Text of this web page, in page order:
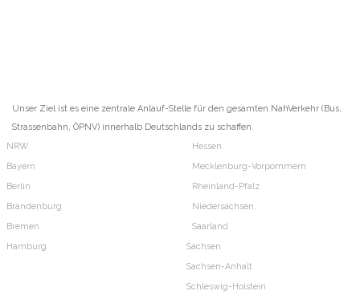
Unser Ziel ist es eine zentrale Anlauf-Stelle für den gesamten NahVerkehr (Bus,
Strassenbahn, ÖPNV) innerhalb Deutschlands zu schaffen.
NRW
Bayern
Berlin
Brandenburg
Bremen
Hamburg
Hessen
Mecklenburg-Vorpommern
Rheinland-Pfalz
Niedersachsen
Saarland
Sachsen
Sachsen-Anhalt
Schleswig-Holstein